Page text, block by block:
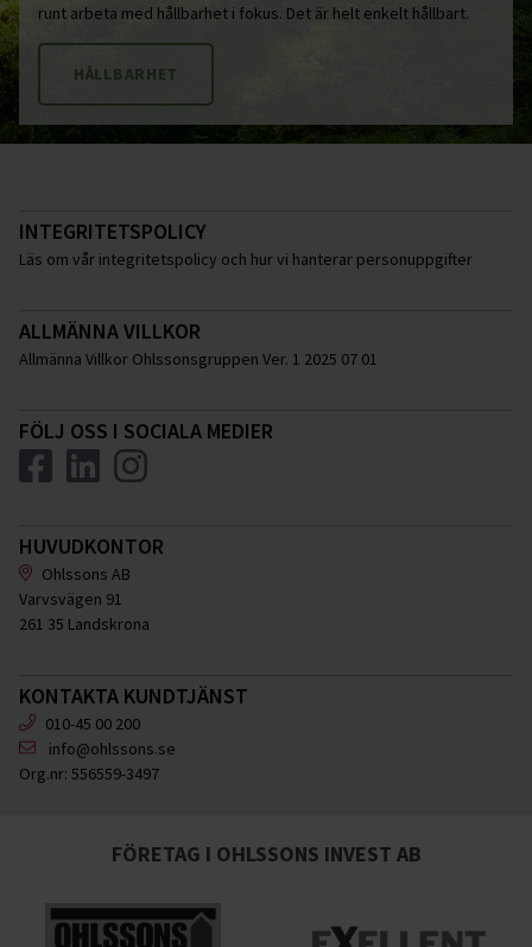
runt arbeta med hållbarhet i fokus. Det är helt enkelt hållbart.
HÅLLBARHET
INTEGRITETSPOLICY
Läs om vår integritetspolicy och hur vi hanterar personuppgifter
ALLMÄNNA VILLKOR
Allmänna Villkor Ohlssonsgruppen Ver. 1 2025 07 01
FÖLJ OSS I SOCIALA MEDIER
HUVUDKONTOR
Ohlssons AB
Varvsvägen 91
261 35 Landskrona
KONTAKTA KUNDTJÄNST
010-45 00 200
info@ohlssons.se
Org.nr: 556559-3497
FÖRETAG I OHLSSONS INVEST AB